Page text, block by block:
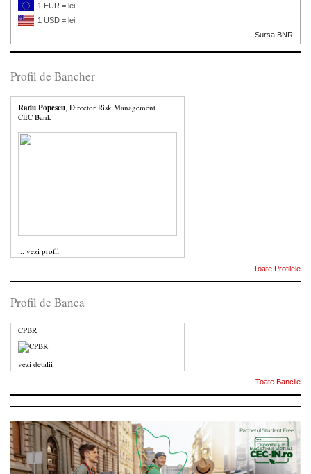
1 EUR = lei
1 USD = lei
Sursa BNR
Profil de Bancher
Radu Popescu, Director Risk Management
CEC Bank
... vezi profil
Toate Profilele
Profil de Banca
CPBR
vezi detalii
Toate Bancile